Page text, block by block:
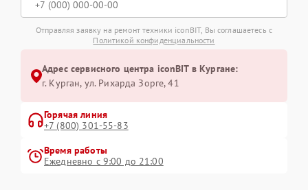
Отправляя заявку на ремонт техники iconBIT, Вы соглашаетесь с
Политикой конфиденциальности
Адрес сервисного центра iconBIT в Кургане:
г. Курган, ул. Рихарда Зорге, 41
Горячая линия
+7 (800) 301-55-83
Время работы
Ежедневно с 9:00 до 21:00